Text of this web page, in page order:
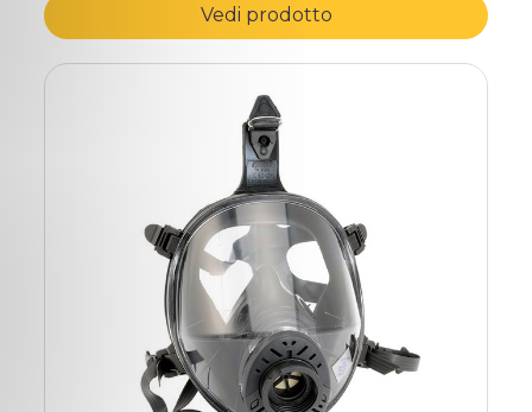
Vedi prodotto